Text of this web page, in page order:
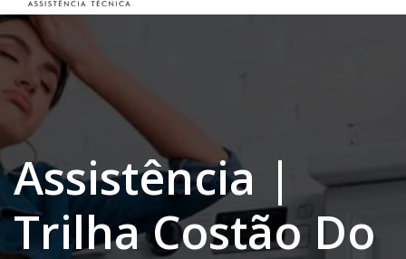
Assistência |
Trilha Costão Do